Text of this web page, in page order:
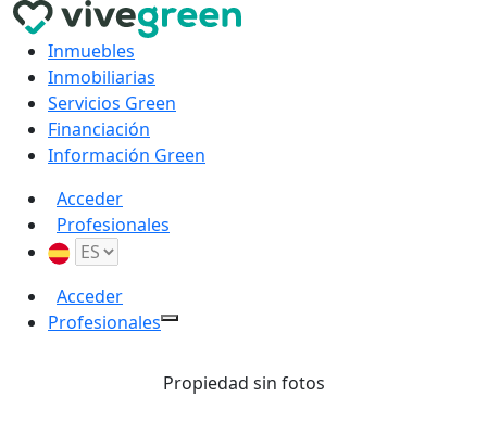
Inmuebles
Inmobiliarias
Servicios Green
Financiación
Información Green
Acceder
Profesionales
Acceder
Profesionales
Propiedad sin fotos